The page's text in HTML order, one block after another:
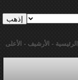
- الأرشيف - الأعلى